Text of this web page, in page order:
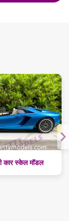
कार स्केल मॉडल